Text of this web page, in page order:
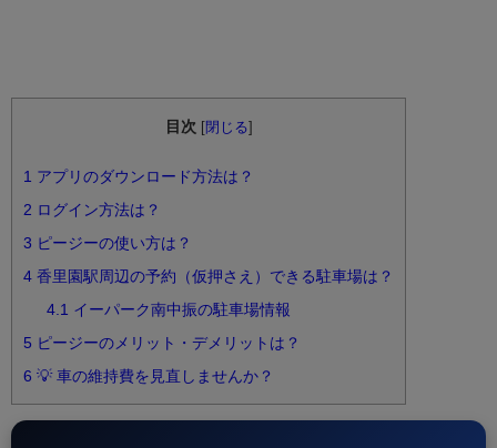
目次 閉じる
1 アプリのダウンロード方法は？
2 ログイン方法は？
3 ピージーの使い方は？
4 香里園駅周辺の予約（仮押さえ）できる駐車場は？
4.1 イーパーク南中振の駐車場情報
5 ピージーのメリット・デメリットは？
6 💡 車の維持費を見直しませんか？